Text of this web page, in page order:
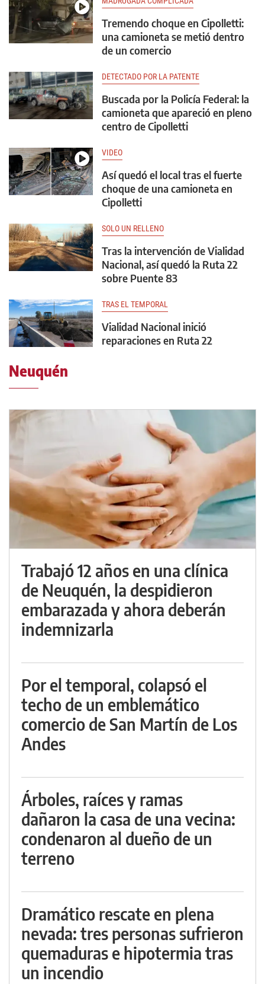
Tremendo choque en Cipolletti:
una camioneta se metió dentro
de un comercio
DETECTADO POR LA PATENTE
Buscada por la Policía Federal: la
camioneta que apareció en pleno
centro de Cipolletti
VIDEO
Así quedó el local tras el fuerte
choque de una camioneta en
Cipolletti
SOLO UN RELLENO
Tras la intervención de Vialidad
Nacional, así quedó la Ruta 22
sobre Puente 83
TRAS EL TEMPORAL
Vialidad Nacional inició
reparaciones en Ruta 22
Neuquén
Trabajó 12 años en una clínica
de Neuquén, la despidieron
embarazada y ahora deberán
indemnizarla
Por el temporal, colapsó el
techo de un emblemático
comercio de San Martín de Los
Andes
Árboles, raíces y ramas
dañaron la casa de una vecina:
condenaron al dueño de un
terreno
Dramático rescate en plena
nevada: tres personas sufrieron
quemaduras e hipotermia tras
un incendio